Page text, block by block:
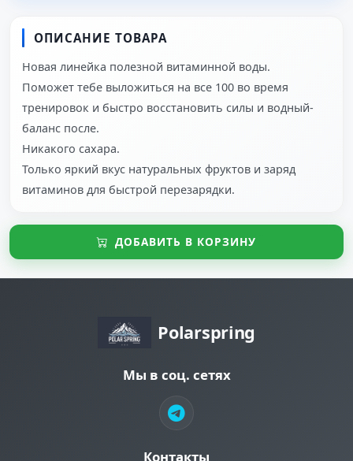
ОПИСАНИЕ ТОВАРА
Новая линейка полезной витаминной воды.
Поможет тебе выложиться на все 100 во время
тренировок и быстро восстановить силы и водный-
баланс после.
Никакого сахара.
Только яркий вкус натуральных фруктов и заряд
витаминов для быстрой перезарядки.
ДОБАВИТЬ В КОРЗИНУ
Polarspring
Мы в соц. сетях
Контакты